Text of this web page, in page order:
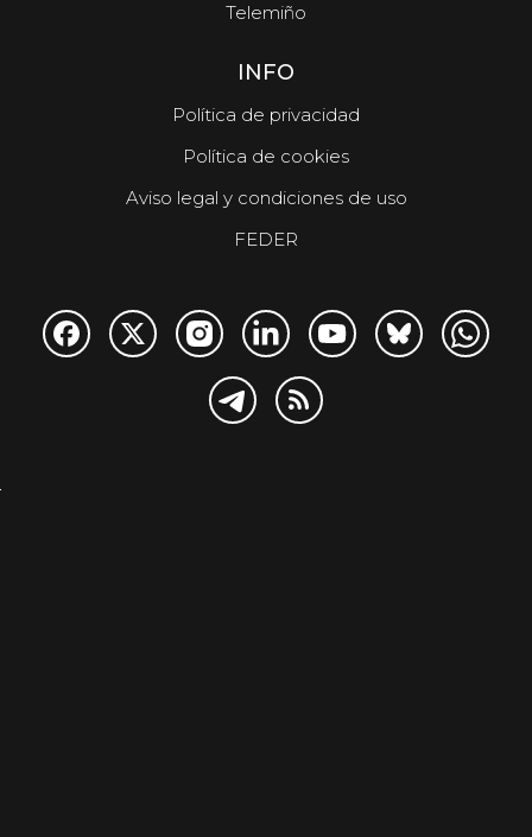
Telemiño
INFO
Política de privacidad
Política de cookies
Aviso legal y condiciones de uso
FEDER